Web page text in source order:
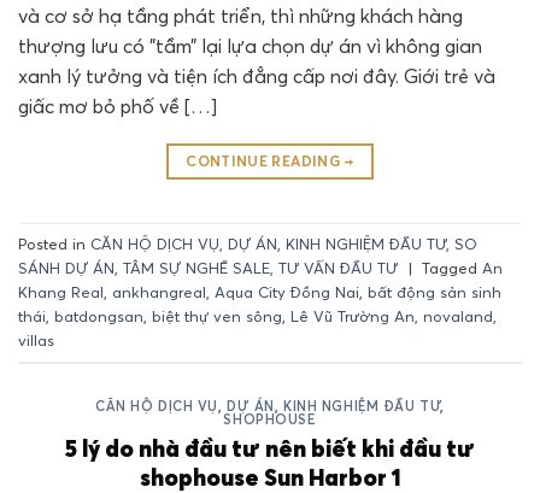
và cơ sở hạ tầng phát triển, thì những khách hàng
thượng lưu có ”tầm” lại lựa chọn dự án vì không gian
xanh lý tưởng và tiện ích đẳng cấp nơi đây. Giới trẻ và
giấc mơ bỏ phố về […]
CONTINUE READING →
Posted in CĂN HỘ DỊCH VỤ, DỰ ÁN, KINH NGHIỆM ĐẦU TƯ, SO
SÁNH DỰ ÁN, TÂM SỰ NGHỀ SALE, TƯ VẤN ĐẦU TƯ | Tagged An
Khang Real, ankhangreal, Aqua City Đồng Nai, bất động sản sinh
thái, batdongsan, biệt thự ven sông, Lê Vũ Trường An, novaland,
villas
CĂN HỘ DỊCH VỤ, DỰ ÁN , KINH NGHIỆM ĐẦU TƯ,
SHOPHOUSE
5 lý do nhà đầu tư nên biết khi đầu tư
shophouse Sun Harbor 1